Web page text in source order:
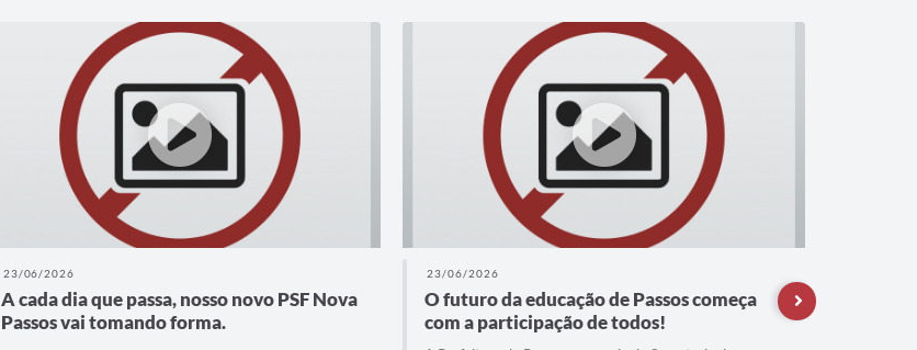
23/06/2026
A cada dia que passa, nosso novo PSF Nova
Passos vai tomando forma.
23/06/2026
O futuro da educação de Passos começa
com a participação de todos!